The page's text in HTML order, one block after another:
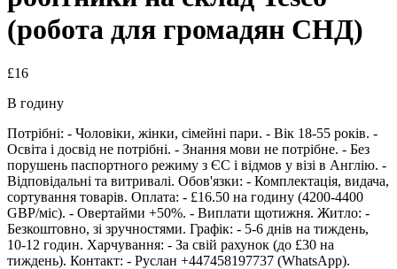
(робота для громадян СНД)
£16
В годину
Потрібні: - Чоловіки, жінки, сімейні пари. - Вік 18-55 років. -
Освіта і досвід не потрібні. - Знання мови не потрібне. - Без
порушень паспортного режиму з ЄС і відмов у візі в Англію. -
Відповідальні та витривалі. Обов'язки: - Комплектація, видача,
сортування товарів. Оплата: - £16.50 на годину (4200-4400
GBP/міс). - Овертайми +50%. - Виплати щотижня. Житло: -
Безкоштовно, зі зручностями. Графік: - 5-6 днів на тиждень,
10-12 годин. Харчування: - За свій рахунок (до £30 на
тиждень). Контакт: - Руслан +447458197737 (WhatsApp).